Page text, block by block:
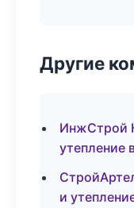
Другие
ИнжСтрой
утепление
и